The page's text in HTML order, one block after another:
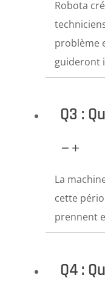
Robota
problème
guideront
Q3 :
La
cette
prennent
Q4 :